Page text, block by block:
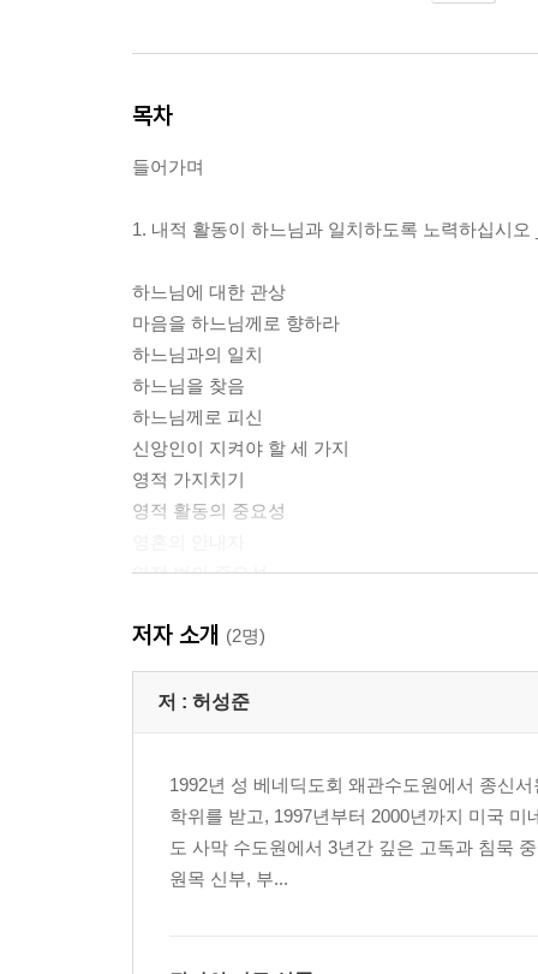
목차
들어가며
1. 내적 활동이 하느님과 일치하도록 노력하십시오
하느님에 대한 관상
마음을 하느님께로 향하라
하느님과의 일치
하느님을 찾음
하느님께로 피신
신앙인이 지켜야 할 세 가지
영적 가지치기
영적 활동의 중요성
영적 벗의 중요성
원로에게 자기 생각을 드러냄
지상에서 신처럼 된 자
사람을 조심하라
분심을 품고 암자로 들어가지 마라
험담은 영혼의 죽음
저자 소개 (2명)
저 : 허성준
1992년 성 베네딕도회 왜관수도원에서 종신
학위를 받고, 1997년부터 2000년까지 미국
도 사막 수도원에서 3년간 깊은 고독과 침묵
원목 신부, 부...